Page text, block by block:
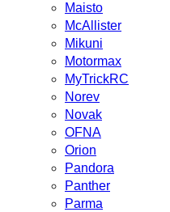
Maisto
McAllister
Mikuni
Motormax
MyTrickRC
Norev
Novak
OFNA
Orion
Pandora
Panther
Parma